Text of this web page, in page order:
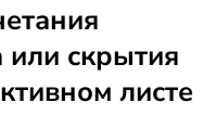
скрытия
листе